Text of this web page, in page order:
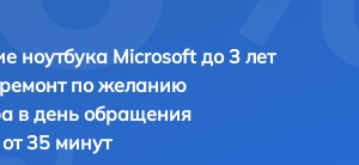
ноутбука Microsoft до 3 лет
ремонт по желанию
в день обращения
35 минут